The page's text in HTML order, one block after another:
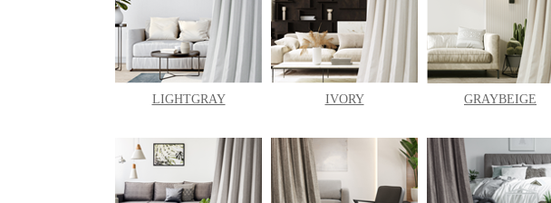
LIGHTGRAY IVORY GRAYBEIGE